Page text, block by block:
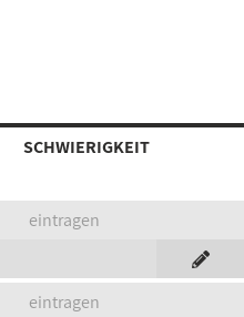
SCHWIERIGKEIT
eintragen
eintragen